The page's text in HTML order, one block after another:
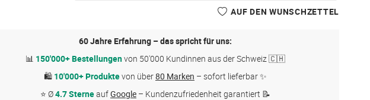
AUF DEN WUNSCHZETTEL
60 Jahre Erfahrung – das spricht für uns:
📊 150'000+ Bestellungenvon 50'000 Kundinnen aus der Schweiz 🇨🇭
🛍 10'000+ Produktevon über80 Marken – sofort lieferbar ✨
⭐ Ø4.7 SterneaufGoogle – Kundenzufriedenheit garantiert 📝